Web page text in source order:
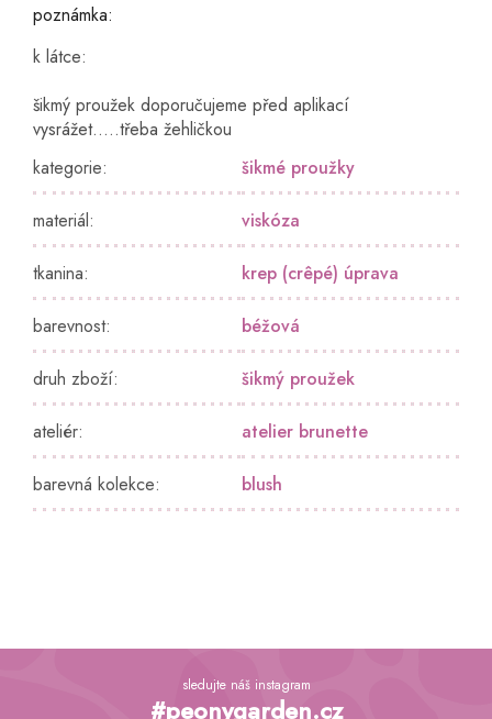
poznámka:
k látce:
šikmý proužek doporučujeme před aplikací
vysrážet.....třeba žehličkou
kategorie: šikmé proužky
materiál: viskóza
tkanina: krep (crêpé) úprava
barevnost: béžová
druh zboží: šikmý proužek
ateliér: atelier brunette
barevná kolekce: blush
Z
sledujte náš instagram
#peonygarden.cz